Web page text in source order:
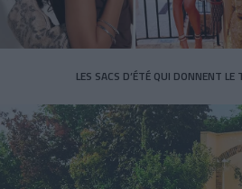
LES SACS D’ÉTÉ QUI DONNENT LE